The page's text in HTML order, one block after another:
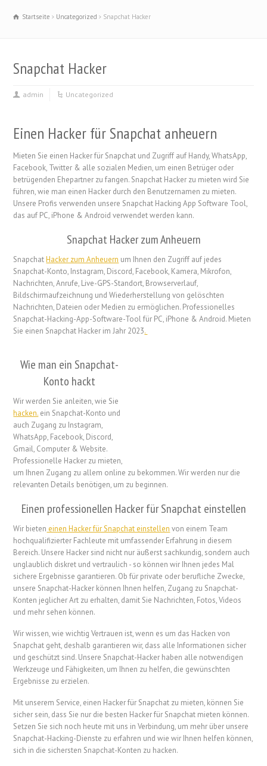
Startseite Uncategorized Snapchat Hacker
Snapchat Hacker
admin Uncategorized
Einen Hacker für Snapchat anheuern
Mieten Sie einen Hacker für Snapchat und Zugriff auf Handy, WhatsApp,
Facebook, Twitter & alle sozialen Medien, um einen Betrüger oder
betrügenden Ehepartner zu fangen. Snapchat Hacker zu mieten wird Sie
führen, wie man einen Hacker durch den Benutzernamen zu mieten.
Unsere Profis verwenden unsere Snapchat Hacking App Software Tool,
das auf PC, iPhone & Android verwendet werden kann.
Snapchat Hacker zum Anheuern
SnapchatHacker zum Anheuern um Ihnen den Zugriff auf jedes
Snapchat-Konto, Instagram, Discord, Facebook, Kamera, Mikrofon,
Nachrichten, Anrufe, Live-GPS-Standort, Browserverlauf,
Bildschirmaufzeichnung und Wiederherstellung von gelöschten
Nachrichten, Dateien oder Medien zu ermöglichen. Professionelles
Snapchat-Hacking-App-Software-Tool für PC, iPhone & Android. Mieten
Sie einen Snapchat Hacker im Jahr 2023.
Wie man ein Snapchat-
Konto hackt
Wir werden Sie anleiten, wie Sie
hacken. ein Snapchat-Konto und
auch Zugang zu Instagram,
WhatsApp, Facebook, Discord,
Gmail, Computer & Website.
Professionelle Hacker zu mieten,
um Ihnen Zugang zu allem online zu bekommen. Wir werden nur die
relevanten Details benötigen, um zu beginnen.
Einen professionellen Hacker für Snapchat einstellen
Wir bieten einen Hacker für Snapchat einstellen von einem Team
hochqualifizierter Fachleute mit umfassender Erfahrung in diesem
Bereich. Unsere Hacker sind nicht nur äußerst sachkundig, sondern auch
unglaublich diskret und vertraulich - so können wir Ihnen jedes Mal
sichere Ergebnisse garantieren. Ob für private oder berufliche Zwecke,
unsere Snapchat-Hacker können Ihnen helfen, Zugang zu Snapchat-
Konten jeglicher Art zu erhalten, damit Sie Nachrichten, Fotos, Videos
und mehr sehen können.
Wir wissen, wie wichtig Vertrauen ist, wenn es um das Hacken von
Snapchat geht, deshalb garantieren wir, dass alle Informationen sicher
und geschützt sind. Unsere Snapchat-Hacker haben alle notwendigen
Werkzeuge und Fähigkeiten, um Ihnen zu helfen, die gewünschten
Ergebnisse zu erzielen.
Mit unserem Service, einen Hacker für Snapchat zu mieten, können Sie
sicher sein, dass Sie nur die besten Hacker für Snapchat mieten können.
Setzen Sie sich noch heute mit uns in Verbindung, um mehr über unsere
Snapchat-Hacking-Dienste zu erfahren und wie wir Ihnen helfen können,
sich in die sichersten Snapchat-Konten zu hacken.